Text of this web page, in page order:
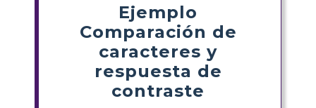
Ejemplo
Comparación de
caracteres y
respuesta de
contraste